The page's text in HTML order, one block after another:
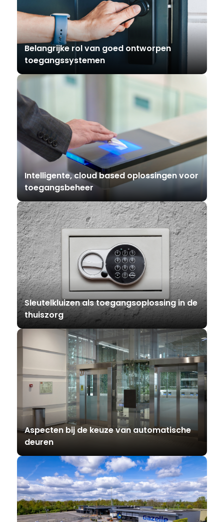
Belangrijke rol van goed ontworpen
toegangssystemen
Intelligente, cloud based oplossingen voor
toegangsbeheer
Sleutelkluizen als toegangsoplossing in de
thuiszorg
Aspecten bij de keuze van automatische
deuren